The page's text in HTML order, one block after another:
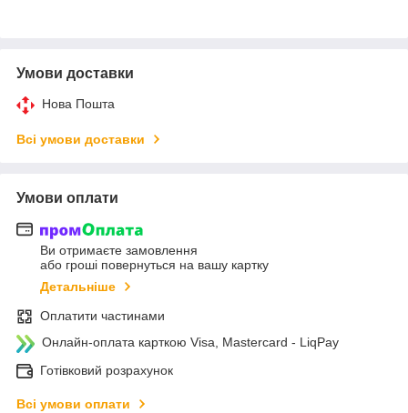
Умови доставки
Нова Пошта
Всі умови доставки
Умови оплати
Ви отримаєте замовлення
або гроші повернуться на вашу картку
Детальніше
Оплатити частинами
Онлайн-оплата карткою Visa, Mastercard - LiqPay
Готівковий розрахунок
Всі умови оплати